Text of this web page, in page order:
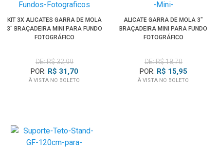
KIT 3X ALICATES GARRA DE MOLA
3" BRAÇADEIRA MINI PARA FUNDO
FOTOGRÁFICO
DE: R$ 32,99
POR: R$ 31,70
À VISTA NO BOLETO
ALICATE GARRA DE MOLA 3"
BRAÇADEIRA MINI PARA FUNDO
FOTOGRÁFICO
DE: R$ 18,70
POR: R$ 15,95
À VISTA NO BOLETO